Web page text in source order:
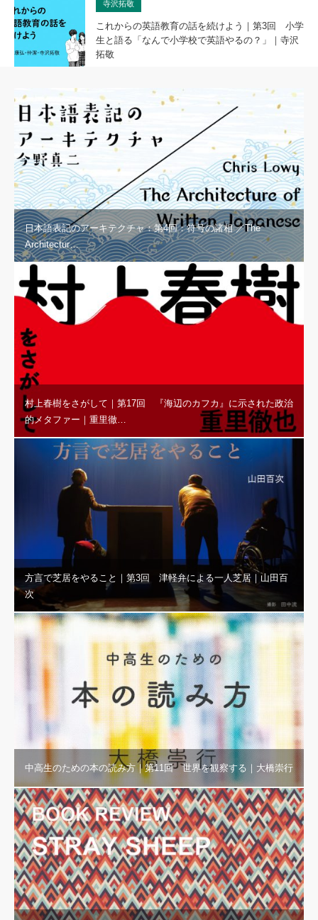
寺沢拓敬
これからの英語教育の話を続けよう｜第3回 小学
生と語る「なんで小学校で英語やるの？」｜寺沢
拓敬
日本語表記のアーキテクチャ：第4回：符号の諸相 ／The
Architectur…
村上春樹をさがして｜第17回 『海辺のカフカ』に示された政治
的メタファー｜重里徹…
方言で芝居をやること｜第3回 津軽弁による一人芝居｜山田百
次
中高生のための本の読み方｜第11回 世界を観察する｜大橋崇行